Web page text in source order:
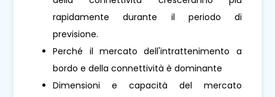
rapidamente durante il periodo di
previsione.
Perché il mercato dell'intrattenimento a
bordo e della connettività è dominante
Dimensioni e capacità del mercato